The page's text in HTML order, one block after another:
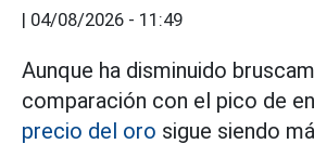
| 04/08/2026 - 11:49
Aunque ha disminuido
comparación con el pico de
precio del oro sigue siendo